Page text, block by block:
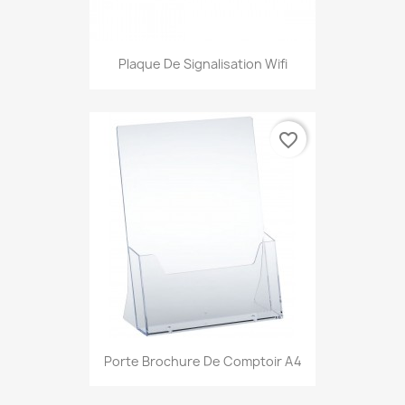
Plaque De Signalisation Wifi
Porte Brochure De Comptoir A4
favorite_border